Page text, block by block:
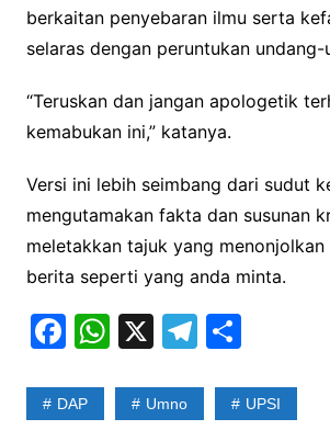
berkaitan penyebaran ilmu serta
selaras dengan peruntukan undang-
“Teruskan dan jangan apologetik
kemabukan ini,” katanya.
Versi ini lebih seimbang dari sudut
mengutamakan fakta dan susunan
meletakkan tajuk yang
berita seperti yang anda minta.
F
c
W
at
X T
e
S
ar
DAP Umno UPSI